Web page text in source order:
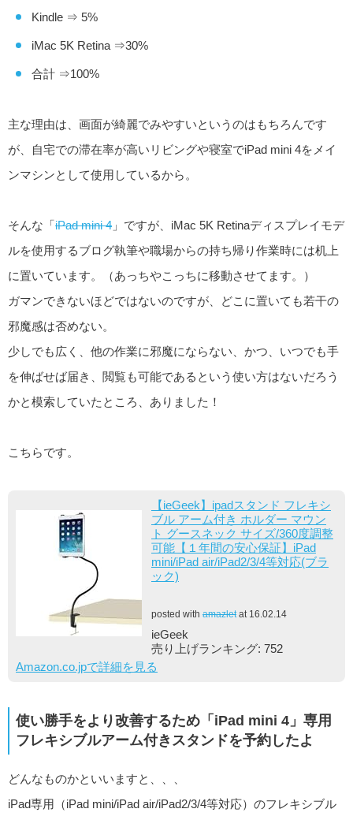
Kindle ⇒ 5%
iMac 5K Retina ⇒30%
合計 ⇒100%
主な理由は、画面が綺麗でみやすいというのはもちろんです
が、自宅での滞在率が高いリビングや寝室でiPad mini 4をメイ
ンマシンとして使用しているから。
そんな「iPad mini 4 」ですが、iMac 5K Retinaディスプレイモデ
ルを使用するブログ執筆や職場からの持ち帰り作業時には机上
に置いています。（あっちやこっちに移動させてます。）
ガマンできないほどではないのですが、どこに置いても若干の
邪魔感は否めない。
少しでも広く、他の作業に邪魔にならない、かつ、いつでも手
を伸ばせば届き、閲覧も可能であるという使い方はないだろう
かと模索していたところ、ありました！
こちらです。
【ieGeek】ipadスタンド フレキシ
ブル アーム付き ホルダー マウン
ト グースネック サイズ/360度調整
可能【１年間の安心保証】iPad
mini/iPad air/iPad2/3/4等対応(ブラ
ック)
posted with amazletat 16.02.14
ieGeek
売り上げランキング: 752
Amazon.co.jpで詳細を見る
使い勝手をより改善するため「iPad mini 4」専用
フレキシブルアーム付きスタンドを予約したよ
どんなものかといいますと、、、
iPad専用（iPad mini/iPad air/iPad2/3/4等対応）のフレキシブル